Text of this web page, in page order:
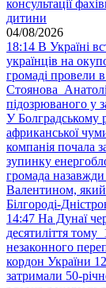
консультації
дитини
04/08/2026
18:14 В Україні
українців на
громаді провели
Стоянова
підозрюваного у
У Болградському
африканської
компанія почала
зупинку
громада
Валентином, який
Білгороді-
14:47 На Дунаї
десятиліття тому
незаконного
кордон України
затримали 50-